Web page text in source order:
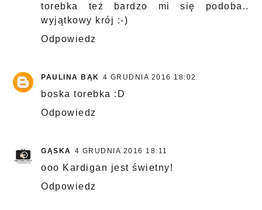
torebka też bardzo mi się podoba..
wyjątkowy krój :-)
Odpowiedz
PAULINA BĄK 4 GRUDNIA 2016 18:02
boska torebka :D
Odpowiedz
GĄSKA 4 GRUDNIA 2016 18:11
ooo Kardigan jest świetny!
Odpowiedz